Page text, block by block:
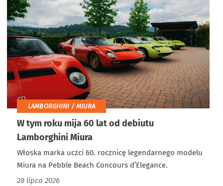
LAMBORGHINI / MIURA
W tym roku mija 60 lat od debiutu
Lamborghini Miura
Włoska marka uczci 60. rocznicę legendarnego modelu
Miura na Pebble Beach Concours d’Elegance.
28 lipca 2026